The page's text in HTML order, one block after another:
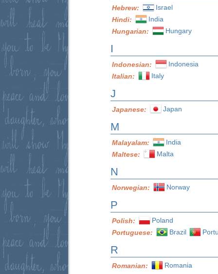
Hebrew:
Israel
Hindi:
India
Hungarian:
Hungary
I
Indonesian:
Indonesia
Italian:
Italy
J
Japanese: Japan
M
Malayalam:
India
Maltese:
Malta
N
Norwegian: Norway
P
Polish:
Poland
Portuguese:
Brazil
R
Romanian: Romania